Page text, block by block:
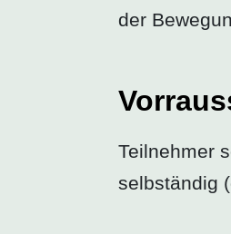
der
Teilnehmer
selbständig